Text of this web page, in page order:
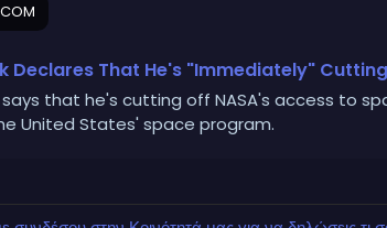
Declares That He's "Immediately"
says that he's cutting off NASA's access to
United States' space program.